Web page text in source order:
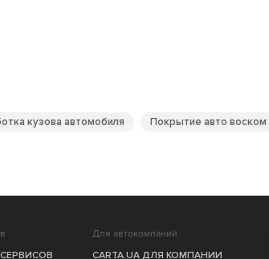
кузова автомобиля
Покрытие авто воском
Для автокомпаний
CARTA.UA ДЛЯ КОМПАНИИ